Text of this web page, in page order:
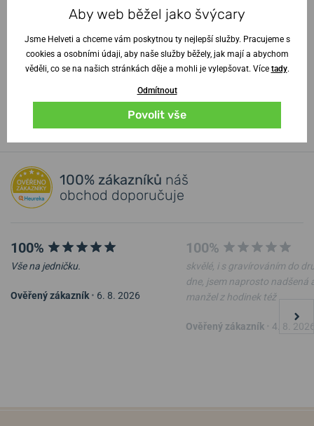
Péče o hodinky
Videoprohlídka hodinek
Stylové hodinky jako dárek
100% zákazníků náš
obchod doporučuje
100%
Vše na jedničku.
Ověřený zákazník • 6. 8. 2026
100%
skvělé, i s gravírováním do
dne, jsem naprosto nadšená
manžel z hodinek též
Ověřený zákazník 4. 8.
Aby web běžel jako švýcary
Jsme Helveti a chceme vám poskytnou ty nejlepší služby. Pracujeme s
cookies a osobními údaji, aby naše služby běžely, jak mají a abychom
věděli, co se na našich stránkách děje a mohli je vylepšovat. Více tady.
Odmítnout
Povolit vše